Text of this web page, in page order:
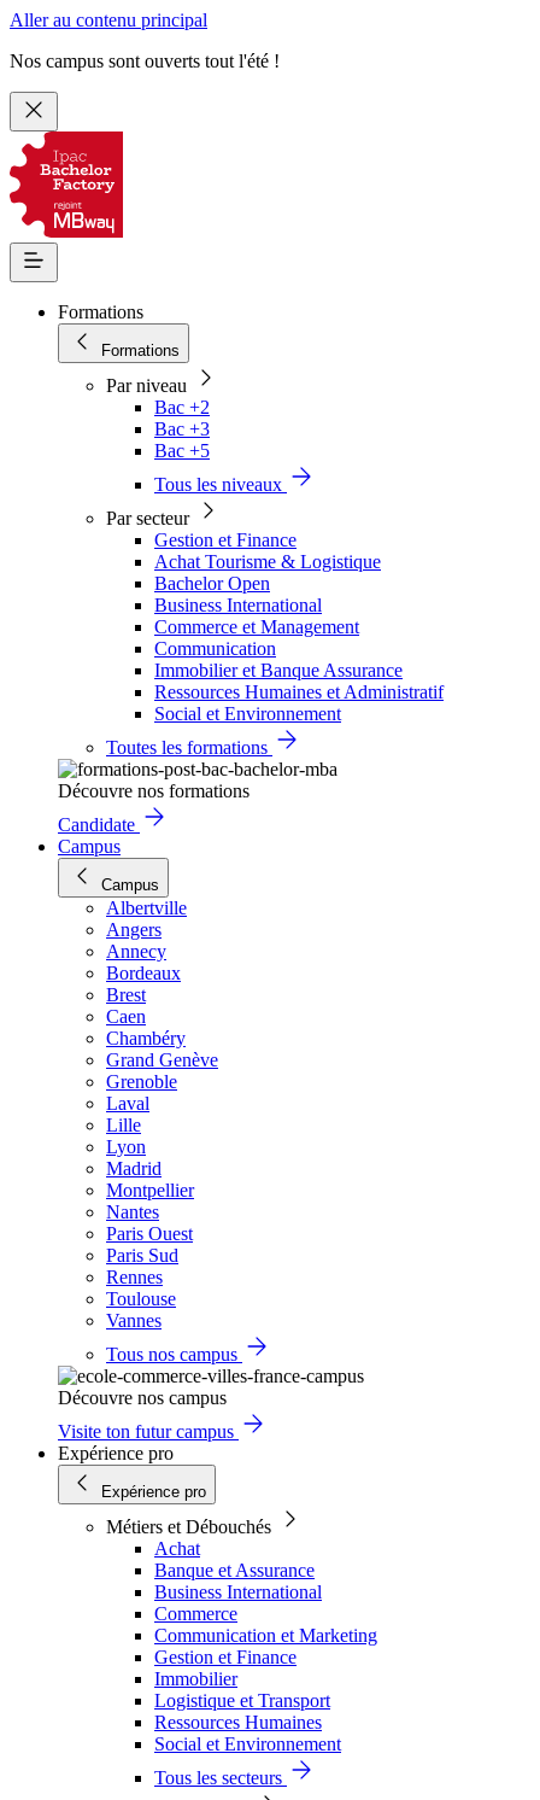
Aller au contenu principal
Nos campus sont ouverts tout l'été !
Formations
Formations
Par niveau
Bac +2
Bac +3
Bac +5
Tous les niveaux
Par secteur
Gestion et Finance
Achat Tourisme & Logistique
Bachelor Open
Business International
Commerce et Management
Communication
Immobilier et Banque Assurance
Ressources Humaines et Administratif
Social et Environnement
Toutes les formations
Découvre nos formations
Candidate
Campus
Campus
Albertville
Angers
Annecy
Bordeaux
Brest
Caen
Chambéry
Grand Genève
Grenoble
Laval
Lille
Lyon
Madrid
Montpellier
Nantes
Paris Ouest
Paris Sud
Rennes
Toulouse
Vannes
Tous nos campus
Découvre nos campus
Visite ton futur campus
Expérience pro
Expérience pro
Métiers et Débouchés
Achat
Banque et Assurance
Business International
Commerce
Communication et Marketing
Gestion et Finance
Immobilier
Logistique et Transport
Ressources Humaines
Social et Environnement
Tous les secteurs